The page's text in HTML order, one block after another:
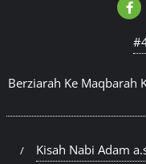
Berziarah Ke Maqbarah
Kisah Nabi Adam